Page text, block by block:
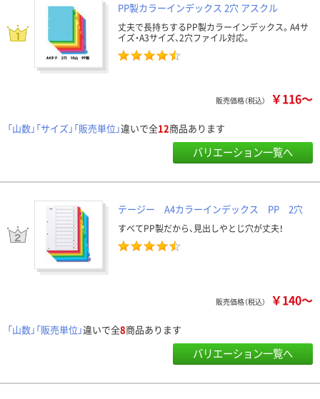
PP製カラーインデックス 2穴 アスクル
丈夫で長持ちするPP製カラーインデックス。A4サ
イズ・A3サイズ、2穴ファイル対応。
販売価格（税込） ￥116～
「山数」「サイズ」「販売単位」違いで全12商品あります
バリエーション一覧へ
テージー A4カラーインデックス PP 2穴
すべてPP製だから、見出しやとじ穴が丈夫！
販売価格（税込） ￥140～
「山数」「販売単位」違いで全8商品あります
バリエーション一覧へ